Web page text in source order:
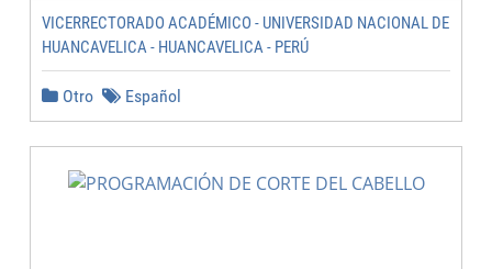
VICERRECTORADO ACADÉMICO - UNIVERSIDAD NACIONAL DE
HUANCAVELICA - HUANCAVELICA - PERÚ
Otro Español